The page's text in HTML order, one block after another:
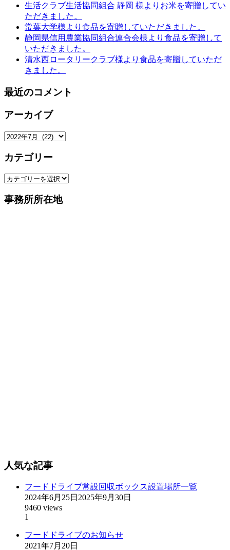
生活クラブ生活協同組合 静岡 様よりお米を寄贈してい
ただきました。
常葉大学様より食品を寄贈していただきました。
静岡県信用農業協同組合連合会様より食品を寄贈して
いただきました。
清水西ロータリークラブ様より食品を寄贈していただ
きました。
最近のコメント
アーカイブ
ア
カ
ブ
カテゴリー
カ
ゴ
事務所所在地
人気な記事
フードドライブ常設回収ボックス設置場所一覧
2024年6月25日 2025年9月30日
9460 views
1
フードドライブのお知らせ
2021年7月20日